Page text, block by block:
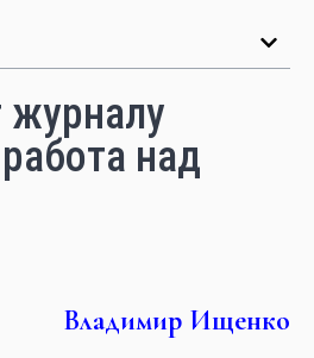
журналу
над
Владимир Ищенко